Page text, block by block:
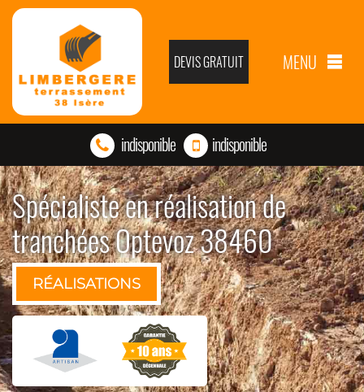
DEVIS GRATUIT MENU
indisponible indisponible
Spécialiste en réalisation de
tranchées Optevoz 38460
RÉALISATIONS